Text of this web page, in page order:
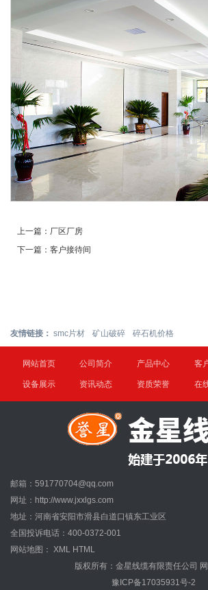
上一篇： 厂区厂房
下一篇： 客户接待间
友情链接： smc片材 矿山破碎 碎石机价格
网站首页 公司简介 产品中心 客
设备展示 资讯动态 资质荣誉 在
邮箱：591770704@qq.com
网址：http://www.jxxlgs.com
地址：河南省安阳市滑县白道口镇东工业区
全国投诉电话：400-0372-001
网站地图： XML HTML
版权所有：金星线缆有限责任公司
豫ICP备17035931号-2